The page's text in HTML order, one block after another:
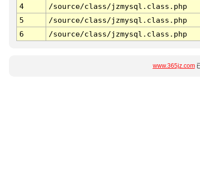
4
/source/class/jzmysql.class.php
5
/source/class/jzmysql.class.php
6
/source/class/jzmysql.class.php
www.365jz.com